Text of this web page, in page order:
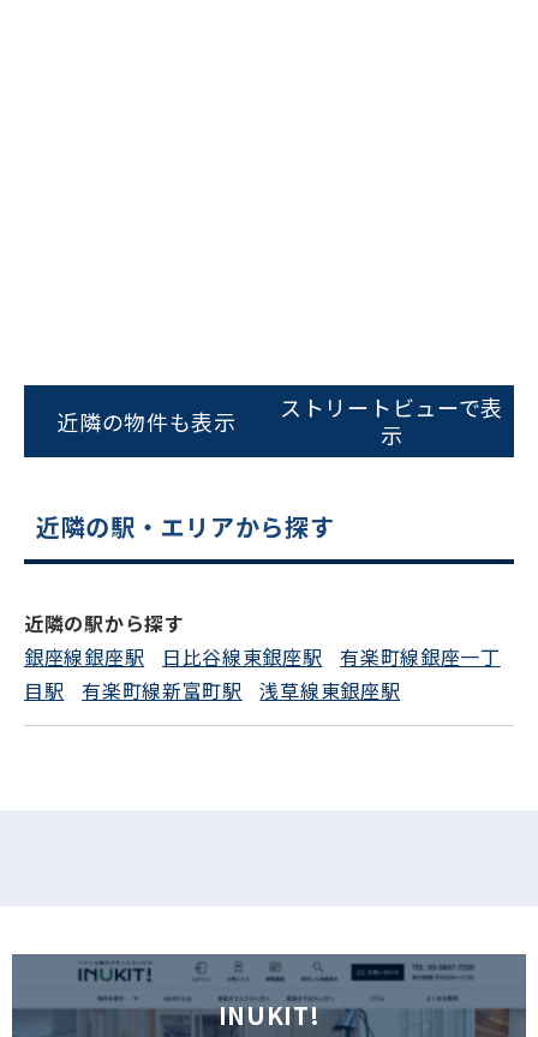
スムーズにご案内できます
0120-620-213
電話でお問い合わせ
近隣の物件も表示
ストリートビューで表
示
近隣の駅・エリアから探す
近隣の駅から探す
銀座線銀座駅
日比谷線東銀座駅
有楽町線銀座一丁
目駅
有楽町線新富町駅 浅草線東銀座駅
INUKIT!